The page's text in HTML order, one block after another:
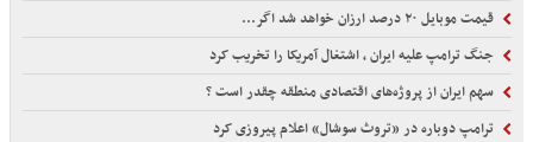
قیمت موبایل ۲۰ درصد ارزان خواهد شد اگر...
جنگ ترامپ علیه ایران ، اشتغال آمریکا را تخریب کرد
سهم ایران از پروژه‌های اقتصادی منطقه چقدر است ؟
ترامپ دوباره در «تروث سوشال» اعلام پیروزی کرد